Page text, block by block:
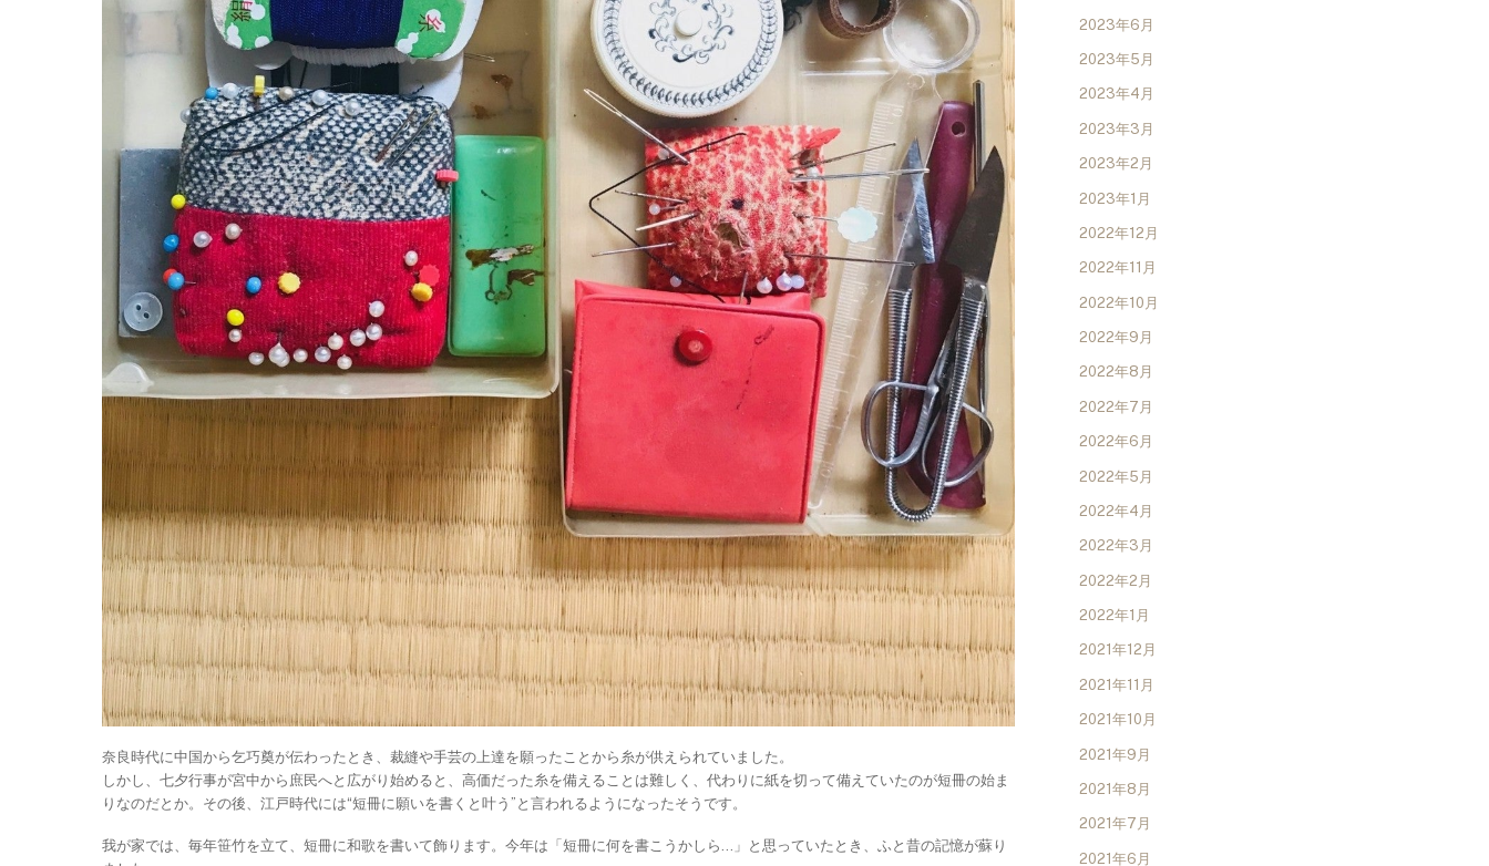
奈良時代に中国から乞巧奠が伝わったとき、裁縫や手芸の上達を願ったことから糸が供えられていました。
しかし、七夕行事が宮中から庶民へと広がり始めると、高価だった糸を備えることは難しく、代わりに紙を切って備えていたのが短冊の始ま
りなのだとか。その後、江戸時代には“短冊に願いを書くと叶う”と言われるようになったそうです。
我が家では、毎年笹竹を立て、短冊に和歌を書いて飾ります。今年は「短冊に何を書こうかしら…」と思っていたとき、ふと昔の記憶が蘇り
2023年6月
2023年5月
2023年4月
2023年3月
2023年2月
2023年1月
2022年12月
2022年11月
2022年10月
2022年9月
2022年8月
2022年7月
2022年6月
2022年5月
2022年4月
2022年3月
2022年2月
2022年1月
2021年12月
2021年11月
2021年10月
2021年9月
2021年8月
2021年7月
2021年6月